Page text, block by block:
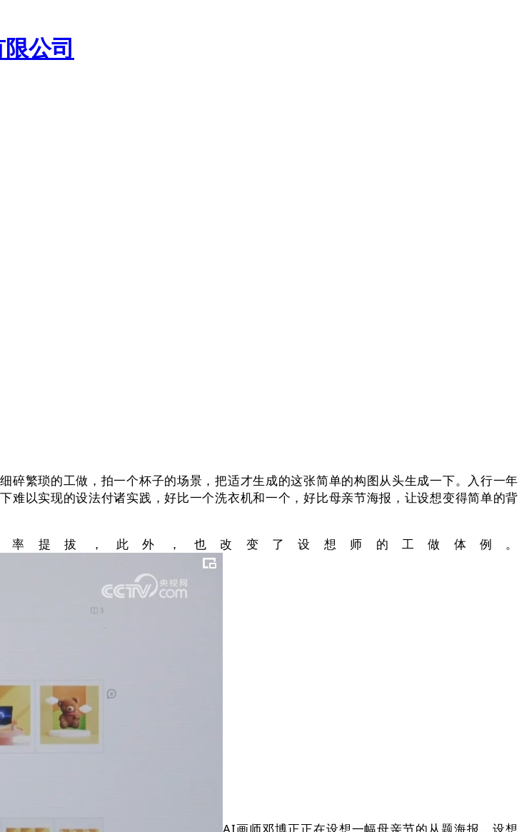
繁琐的工做，拍一个杯子的场景，把适才生成的这张简单的构图从头生成一下。入行一年
以实现的设法付诸实践，好比一个洗衣机和一个，好比母亲节海报，让设想变得简单的背
拔，此外，也改变了设想师的工做体例。